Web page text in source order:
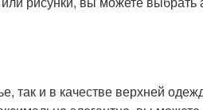
так и в качестве верхней